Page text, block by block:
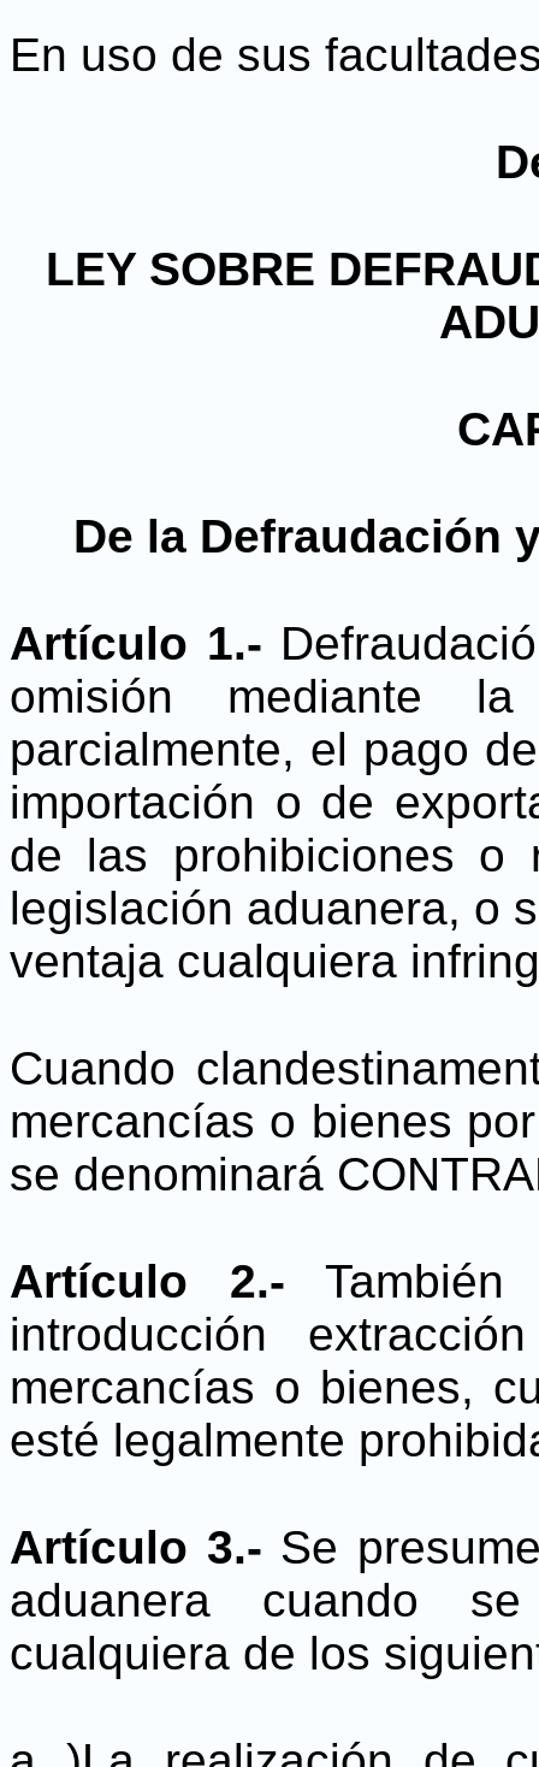
En uso de sus
LEY SOBRE
De la Defraudación
Artículo 1.-
omisión mediante
parcialmente, el pago
importación o de
de las prohibiciones o
legislación aduanera, o
ventaja cualquiera
Cuando
mercancías o bienes
se denominará
Artículo 2.- También
introducción
mercancías o bienes,
esté legalmente
Artículo 3.- Se
aduanera cuando
cualquiera de los